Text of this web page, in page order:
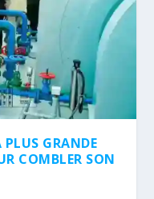
GRANDE
COMBLER SON